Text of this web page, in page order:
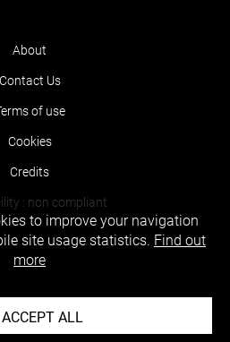
About
Contact Us
of use
Cookies
Credits
: non compliant
to improve your navigation
site usage statistics. Find out
more
ACCEPT ALL